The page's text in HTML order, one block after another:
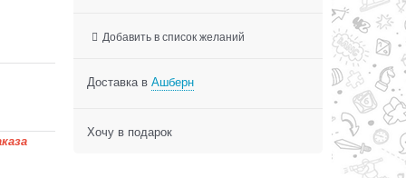
Добавить в список желаний
Доставка в Ашберн
Хочу в подарок